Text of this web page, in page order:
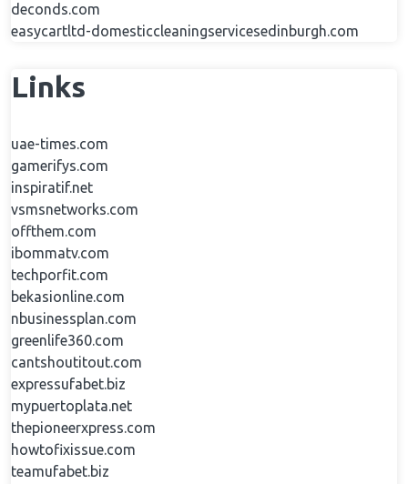
deconds.com
easycartltd-domesticcleaningservicesedinburgh.com
Links
uae-times.com
gamerifys.com
inspiratif.net
vsmsnetworks.com
offthem.com
ibommatv.com
techporfit.com
bekasionline.com
nbusinessplan.com
greenlife360.com
cantshoutitout.com
expressufabet.biz
mypuertoplata.net
thepioneerxpress.com
howtofixissue.com
teamufabet.biz